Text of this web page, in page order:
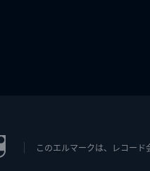
このエルマークは、レコー